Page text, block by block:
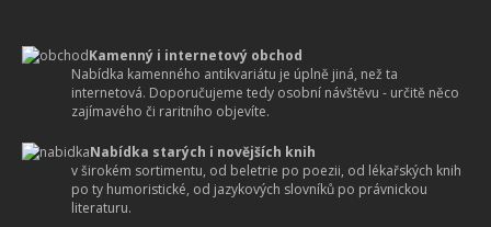
Kamenný i internetový obchod
Nabídka kamenného antikvariátu je úplně jiná, než ta
internetová. Doporučujeme tedy osobní návštěvu - určitě něco
zajímavého či raritního objevíte.
Nabídka starých i novějších knih
v širokém sortimentu, od beletrie po poezii, od lékařských knih
po ty humoristické, od jazykových slovníků po právnickou
literaturu.